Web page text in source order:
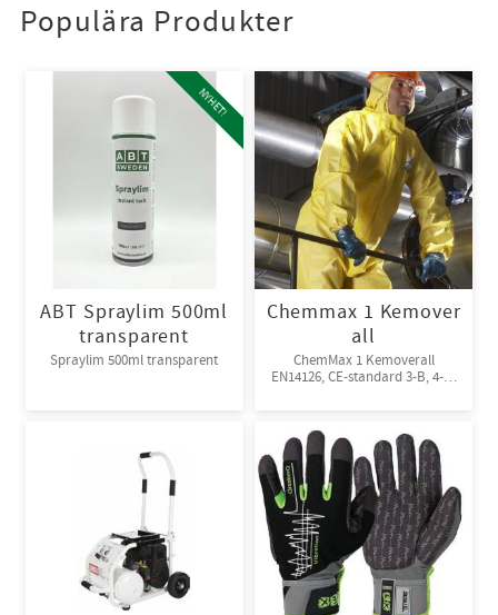
Populära Produkter
ABT Spraylim 500ml
transparent
Spraylim 500ml transparent
NYHET!
Chemmax 1 Kemover
all
ChemMax 1 Kemoverall
EN14126, CE-standard 3-B, 4-B,